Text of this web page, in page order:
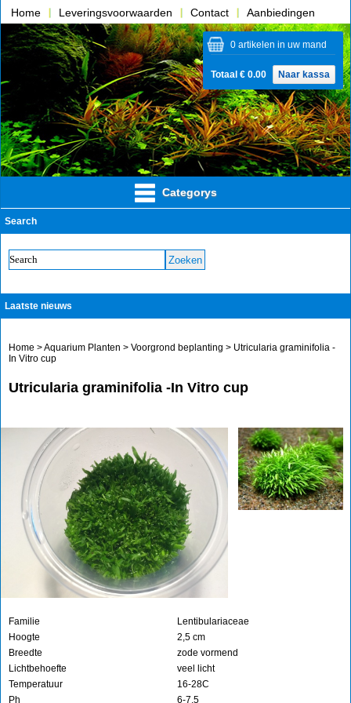
Home Leveringsvoorwaarden Contact
Aanbiedingen
Over ons
Categorys
Search
Laatste nieuws
0 artikelen in uw mand
Totaal € 0.00 Naar kassa
Home >Aquarium Planten > Voorgrond beplanting > Utricularia graminifolia -
In Vitro cup
Utricularia graminifolia -In Vitro cup
Familie
Lentibulariaceae
Hoogte
2,5 cm
Breedte
zode vormend
Lichtbehoefte
veel licht
Temperatuur
16-28C
Ph
6-7,5